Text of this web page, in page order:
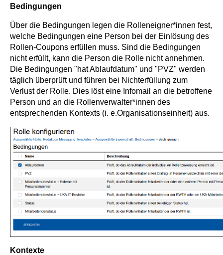
Bedingungen
Über die Bedingungen legen die Rolleneigner*innen fest,
welche Bedingungen eine Person bei der Einlösung des
Rollen-Coupons erfüllen muss. Sind die Bedingungen
nicht erfüllt, kann die Person die Rolle nicht annehmen.
Die Bedingungen "hat Ablaufdatum" und "PVZ" werden
täglich überprüft und führen bei Nichterfüllung zum
Verlust der Rolle. Dies löst eine Infomail an die betroffene
Person und an die Rollenverwalter*innen des
entsprechenden Kontexts (i. e.Organisationseinheit) aus.
Kontexte